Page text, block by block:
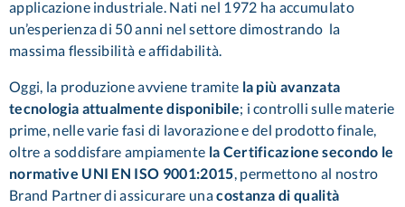
applicazione industriale. Nati nel 1972 ha accumulato
un’esperienza di 50 anni nel settore dimostrando la
massima flessibilità e affidabilità.
Oggi, la produzione avviene tramite la più avanzata
tecnologia attualmente disponibile; i controlli sulle materie
prime, nelle varie fasi di lavorazione e del prodotto finale,
oltre a soddisfare ampiamente la Certificazione secondo le
normative UNI EN ISO 9001:2015, permettono al nostro
Brand Partner di assicurare unacostanza di qualità